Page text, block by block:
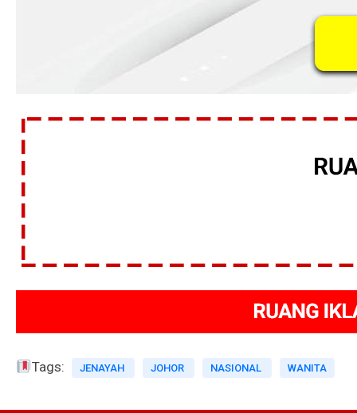
Tags: JENAYAH JOHOR NASIONAL WANITA